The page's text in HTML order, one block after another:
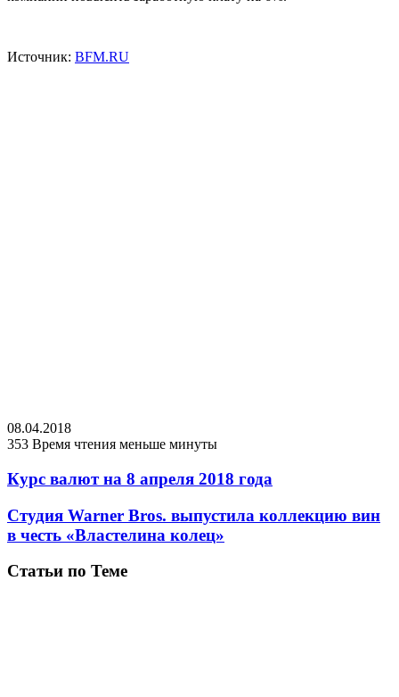
Источник: BFM.RU
08.04.2018
353 Время чтения меньше минуты
Курс валют на 8 апреля 2018 года
Студия Warner Bros. выпустила коллекцию вин
в честь «Властелина колец»
Статьи по Теме